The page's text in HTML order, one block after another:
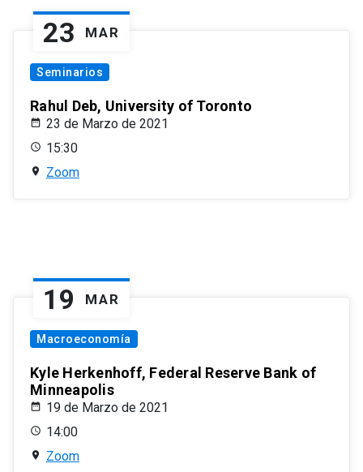
23 MAR
Seminarios
Rahul Deb, University of Toronto
23 de Marzo de 2021
15:30
Zoom
19 MAR
Macroeconomía
Kyle Herkenhoff, Federal Reserve Bank of
Minneapolis
19 de Marzo de 2021
14:00
Zoom